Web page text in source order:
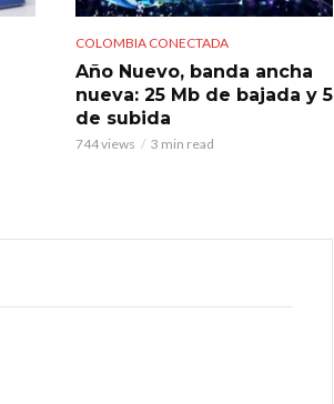
COLOMBIA CONECTADA
Año Nuevo, banda ancha
nueva: 25 Mb de bajada y 5
de subida
744 views 3 min read